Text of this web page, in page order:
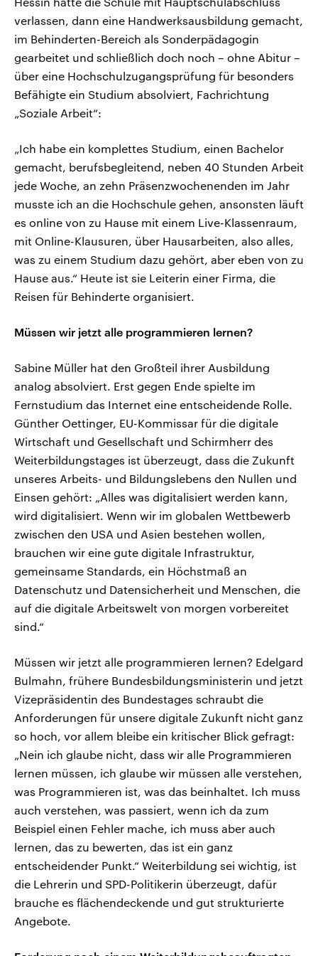
verlassen, dann eine Handwerksausbildung gemacht,
im Behinderten-Bereich als Sonderpädagogin
gearbeitet und schließlich doch noch – ohne Abitur –
über eine Hochschulzugangsprüfung für besonders
Befähigte ein Studium absolviert, Fachrichtung
„Soziale Arbeit“:
„Ich habe ein komplettes Studium, einen Bachelor
gemacht, berufsbegleitend, neben 40 Stunden Arbeit
jede Woche, an zehn Präsenzwochenenden im Jahr
musste ich an die Hochschule gehen, ansonsten läuft
es online von zu Hause mit einem Live-Klassenraum,
mit Online-Klausuren, über Hausarbeiten, also alles,
was zu einem Studium dazu gehört, aber eben von zu
Hause aus.“ Heute ist sie Leiterin einer Firma, die
Reisen für Behinderte organisiert.
Müssen wir jetzt alle programmieren lernen?
Sabine Müller hat den Großteil ihrer Ausbildung
analog absolviert. Erst gegen Ende spielte im
Fernstudium das Internet eine entscheidende Rolle.
Günther Oettinger, EU-Kommissar für die digitale
Wirtschaft und Gesellschaft und Schirmherr des
Weiterbildungstages ist überzeugt, dass die Zukunft
unseres Arbeits- und Bildungslebens den Nullen und
Einsen gehört: „Alles was digitalisiert werden kann,
wird digitalisiert. Wenn wir im globalen Wettbewerb
zwischen den USA und Asien bestehen wollen,
brauchen wir eine gute digitale Infrastruktur,
gemeinsame Standards, ein Höchstmaß an
Datenschutz und Datensicherheit und Menschen, die
auf die digitale Arbeitswelt von morgen vorbereitet
sind.“
Müssen wir jetzt alle programmieren lernen? Edelgard
Bulmahn, frühere Bundesbildungsministerin und jetzt
Vizepräsidentin des Bundestages schraubt die
Anforderungen für unsere digitale Zukunft nicht ganz
so hoch, vor allem bleibe ein kritischer Blick gefragt:
„Nein ich glaube nicht, dass wir alle Programmieren
lernen müssen, ich glaube wir müssen alle verstehen,
was Programmieren ist, was das beinhaltet. Ich muss
auch verstehen, was passiert, wenn ich da zum
Beispiel einen Fehler mache, ich muss aber auch
lernen, das zu bewerten, das ist ein ganz
entscheidender Punkt.“ Weiterbildung sei wichtig, ist
die Lehrerin und SPD-Politikerin überzeugt, dafür
brauche es flächendeckende und gut strukturierte
Angebote.